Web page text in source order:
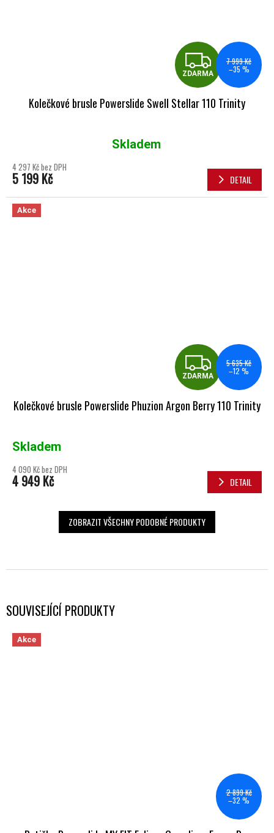
SOUVISEJÍCÍ PRODUKTY
Akce
2 899 Kč
–32 %
ZDARMA
7 999 Kč
–35 %
Kolečkové brusle Powerslide Swell Stellar 110 Trinity
Průměrné hodnocení produktu je 5,0 z 5 hvězdiček.
Skladem
4 297 Kč bez DPH
5 199 Kč DETAIL
Akce
ZDARMA
5 635 Kč
–12 %
Kolečkové brusle Powerslide Phuzion Argon Berry 110 Trinity
Skladem
4 090 Kč bez DPH
4 949 Kč DETAIL
ZOBRAZIT VŠECHNY PODOBNÉ PRODUKTY